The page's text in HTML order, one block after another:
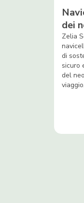
dei
Zelia
di
sicuro
del
viaggio.